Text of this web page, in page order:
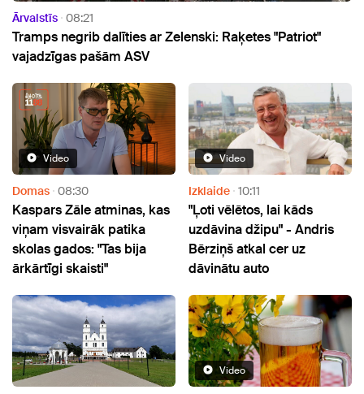
Ārvalstīs 08:21
Tramps negrib dalīties ar Zelenski: Raķetes "Patriot"
vajadzīgas pašām ASV
Video
Domas 08:30
Kaspars Zāle atminas, kas
viņam visvairāk patika
skolas gados: "Tas bija
ārkārtīgi skaisti"
Video
Izklaide 10:11
"Ļoti vēlētos, lai kāds
uzdāvina džipu" - Andris
Bērziņš atkal cer uz
dāvinātu auto
Video